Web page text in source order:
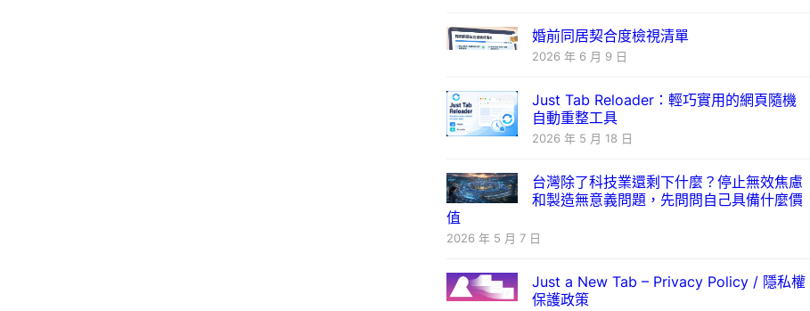
婚前同居契合度檢視清單
2026 年 6 月 9 日
Just Tab Reloader：輕巧實用的網頁隨機
自動重整工具
2026 年 5 月 18 日
台灣除了科技業還剩下什麼？停止無效焦慮
和製造無意義問題，先問問自己具備什麼價
值
2026 年 5 月 7 日
Just a New Tab – Privacy Policy / 隱私權
保護政策